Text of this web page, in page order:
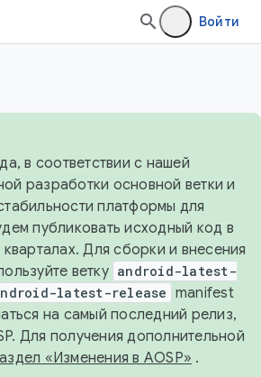
Войти
в соответствии с нашей
разработки основной ветки и
платформы для
публиковать исходный код в
Для сборки и внесения
ветку android-latest-
latest-release manifest
на самый последний релиз,
Для получения дополнительной
«Изменения в AOSP» .